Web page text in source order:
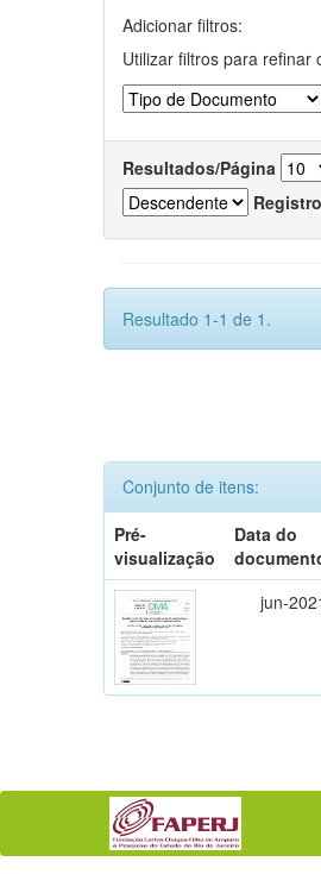
Adicionar filtros:
Utilizar filtros para refinar
Resultados/Página
Resultado 1-1 de 1.
Conjunto de itens:
Pré-
visualização
Data do
jun-